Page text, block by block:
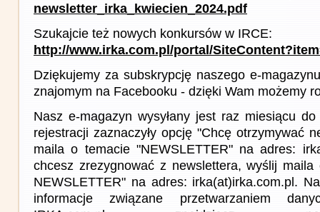
newsletter_irka_kwiecien_2024.pdf
Szukajcie też nowych konkursów w IRCE:
http://www.irka.com.pl/portal/
Dziękujemy za subskrypcję naszego e-
znajomym na Facebooku - dzięki Wam możemy
Nasz e-magazyn wysyłany jest raz miesiącu
rejestracji zaznaczyły opcję "Chcę otrzymywać
maila o temacie "NEWSLETTER" na adres:
chcesz zrezygnować z newslettera, wyślij
NEWSLETTER" na adres: irka(at)irka.com.pl.
informacje związane przetwarzaniem